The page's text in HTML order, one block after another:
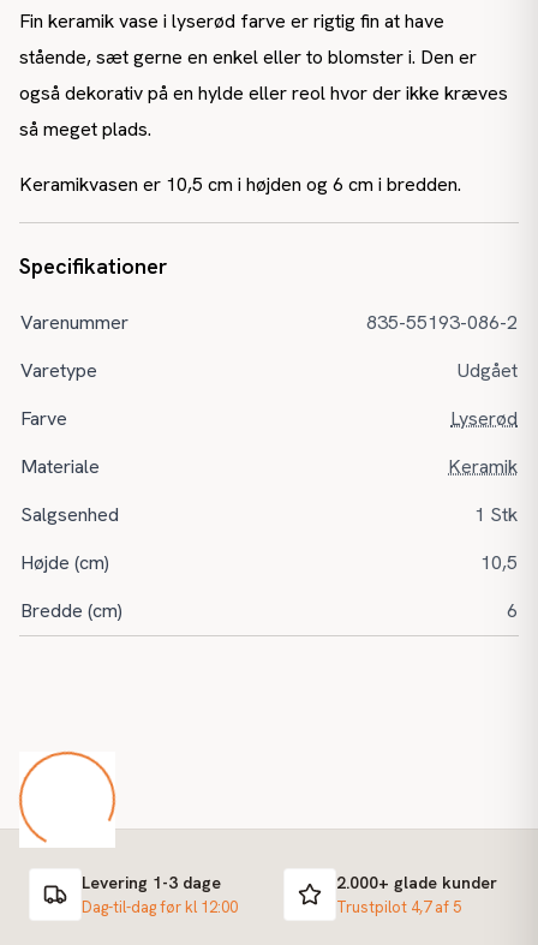
Fin keramik vase i lyserød farve er rigtig fin at have
stående, sæt gerne en enkel eller to blomster i. Den er
også dekorativ på en hylde eller reol hvor der ikke kræves
så meget plads.
Keramikvasen er 10,5 cm i højden og 6 cm i bredden.
Specifikationer
Varenummer
835-55193-086-2
Varetype
Udgået
Farve
Lyserød
Materiale
Keramik
Salgsenhed
1 Stk
Højde (cm)
10,5
Bredde (cm)
6
Levering 1-3 dage
Dag-til-dag før kl 12:00
2.000+ glade kunder
Trustpilot 4,7 af 5